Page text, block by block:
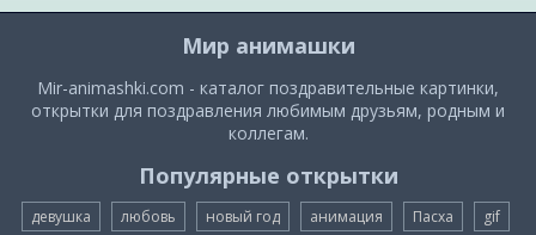
Мир анимашки
Mir-animashki.com - каталог поздравительные картинки,
открытки для поздравления любимым друзьям, родным и
коллегам.
Популярные открытки
девушка любовь новый год анимация Пасха gif